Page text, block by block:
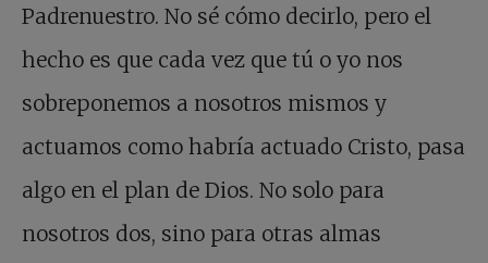
Padrenuestro. No sé cómo decirlo, pero el
hecho es que cada vez que tú o yo nos
sobreponemos a nosotros mismos y
actuamos como habría actuado Cristo, pasa
algo en el plan de Dios. No solo para
nosotros dos, sino para otras almas